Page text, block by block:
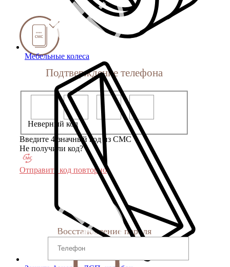
Мебельные колеса
Подтверждение телефона
Неверный код
Введите 4-значный код из СМС
Не получили код?
Отправить код повторно
Восстановление пароля